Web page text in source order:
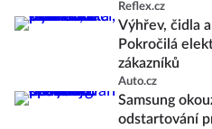
Reflex.cz
Výhřev, čidla
Pokročilá
zákazníků
Auto.cz
Samsung
odstartování